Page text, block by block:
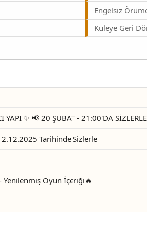
Engelsiz
Kuleye Geri
✨ 📢 20 ŞUBAT - 21:00'DA
Tarihinde Sizlerle
Yenilenmiş Oyun İçeriği🔥